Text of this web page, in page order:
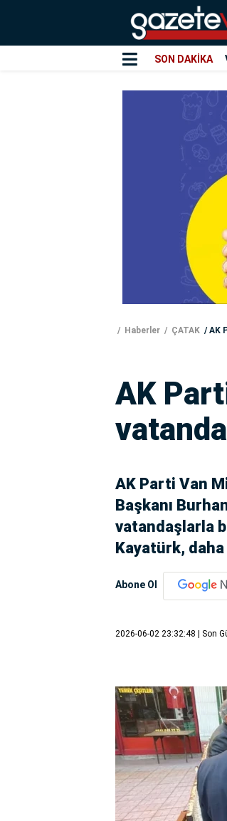
SON DAKİKA
Haberler ÇATAK AK
AK
AK Parti Van
Başkanı
vatandaşlarla
Kayatürk,
Abone Ol
2026-06-02 23:32:48 | Son